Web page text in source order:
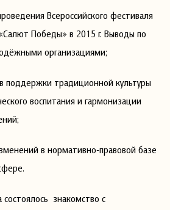
Всероссийского фестиваля
Победы» в 2015 г. Выводы по
организациями;
поддержки традиционной культуры
воспитания и гармонизации
в нормативно-правовой базе
состоялось знакомство с